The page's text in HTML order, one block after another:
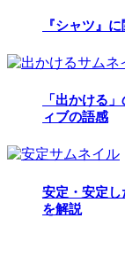
『シャツ』
「出かける
ィブの語感
安定・安定
を解説